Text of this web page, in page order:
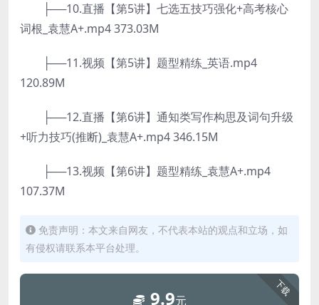
├──10.直播【第5讲】七选五技巧强化+高考核心
词根_袁慧A+.mp4 373.03M
├──11.视频【第5讲】题型精练_英语.mp4
120.89M
├──12.直播【第6讲】通知类写作构思及词句升级
+听力技巧(推断)_袁慧A+.mp4 346.15M
├──13.视频【第6讲】题型精练_袁慧A+.mp4
107.37M
免责声明：本文来自网友，不代表本站的观点和立场，如
有侵权请联系本平台处理。
下载
9.9元